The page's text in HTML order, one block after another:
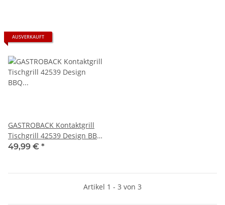
AUSVERKAUFT
GASTROBACK Kontaktgrill
Tischgrill 42539 Design BBQ
Advanced Control -
49,99 € *
Artikel 1 - 3 von 3